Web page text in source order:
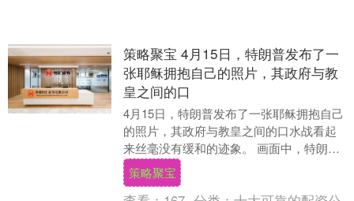
策略聚宝 4月15日，特朗普发布了一
张耶稣拥抱自己的照片，其政府与教
皇之间的口
4月15日，特朗普发布了一张耶稣拥抱自己
的照片，其政府与教皇之间的口水战看起
来丝毫没有缓和的迹象。 画面中，特朗普
闭着眼睛，与同样闭目姿态的耶稣额头相
贴。特朗普....
策略聚宝